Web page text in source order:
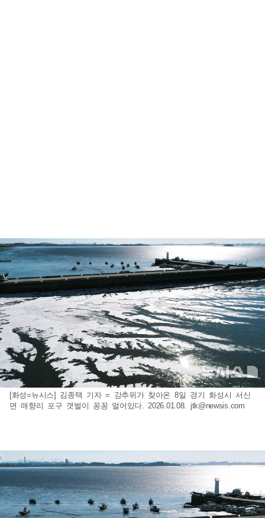
[화성=뉴시스] 김종택 기자 = 강추위가 찾아온 8일 경기 화성시 서신
면 매향리 포구 갯벌이 꽁꽁 얼어있다. 2026.01.08. jtk@newsis.com